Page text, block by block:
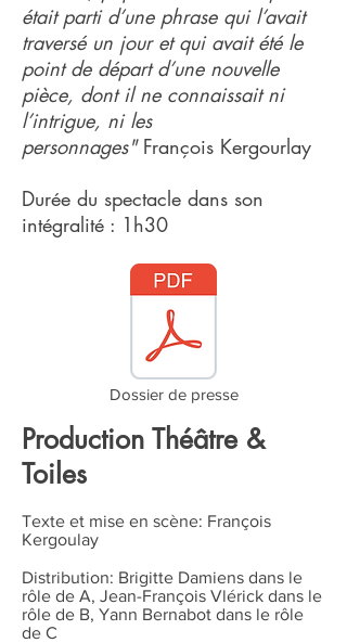
était parti d’une phrase qui l’avait
traversé un jour et qui avait été le
point de départ d’une nouvelle
pièce, dont il ne connaissait ni
l’intrigue, ni les
personnages" François Kergourlay
Durée du spectacle dans son
intégralité : 1h30
Dossier de presse
Production Théâtre &
Toiles
Texte et mise en scène: François
Kergoulay
Distribution: Brigitte Damiens dans le
rôle de A, Jean-François Vlérick dans le
rôle de B, Yann Bernabot dans le rôle
de C